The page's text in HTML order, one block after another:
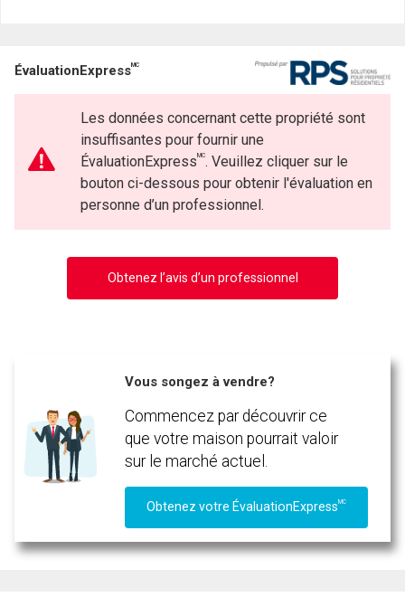
ÉvaluationExpressMC
Les données concernant cette propriété sont
insuffisantes pour fournir une
ÉvaluationExpressMC. Veuillez cliquer sur le
bouton ci-dessous pour obtenir l'évaluation en
personne d’un professionnel.
Obtenez l’avis d’un professionnel
Vous songez à vendre?
Commencez par découvrir ce
que votre maison pourrait valoir
sur le marché actuel.
Obtenez votre ÉvaluationExpressMC